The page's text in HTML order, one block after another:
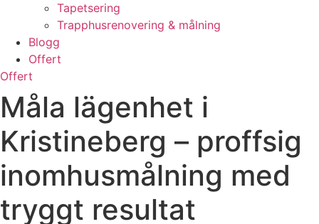
Tapetsering
Trapphusrenovering & målning
Blogg
Offert
Offert
Måla lägenhet i
Kristineberg – proffsig
inomhusmålning med
tryggt resultat